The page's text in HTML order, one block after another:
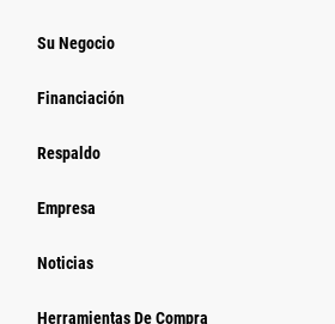
Su Negocio
Financiación
Respaldo
Empresa
Noticias
Herramientas De Compra